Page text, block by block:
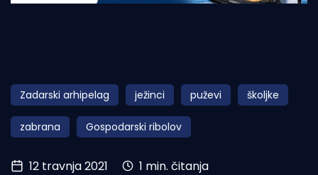
Obala
Otoci
Turizam i nautika
Pomorstvo
Zadarski arhipelag ježinci puževi školjke
zabrana Gospodarski ribolov
12 travnja 2021 1 min. čitanja